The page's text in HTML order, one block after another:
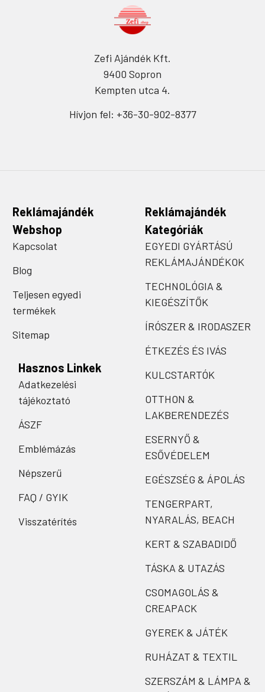
Zefi Ajándék Kft.
9400 Sopron
Kempten utca 4.
Hívjon fel: +36-30-902-8377
Reklámajándék
Webshop
Kapcsolat
Blog
Teljesen egyedi
termékek
Sitemap
Hasznos Linkek
Adatkezelési
tájékoztató
ÁSZF
Emblémázás
Népszerű
FAQ / GYIK
Visszatérítés
Reklámajándék
Kategóriák
EGYEDI GYÁRTÁSÚ
REKLÁMAJÁNDÉKOK
TECHNOLÓGIA &
KIEGÉSZÍTŐK
ÍRÓSZER & IRODASZER
ÉTKEZÉS ÉS IVÁS
KULCSTARTÓK
OTTHON &
LAKBERENDEZÉS
ESERNYŐ &
ESŐVÉDELEM
EGÉSZSÉG & ÁPOLÁS
TENGERPART,
NYARALÁS, BEACH
KERT & SZABADIDŐ
TÁSKA & UTAZÁS
CSOMAGOLÁS &
CREAPACK
GYEREK & JÁTÉK
RUHÁZAT & TEXTIL
SZERSZÁM & LÁMPA &